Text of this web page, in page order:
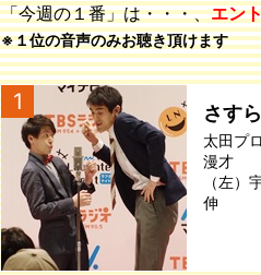
「今週の１番」は・・・、エン
※１位の音声のみお聴き頂けます
1 さす
太田プ
漫才
（左
伸